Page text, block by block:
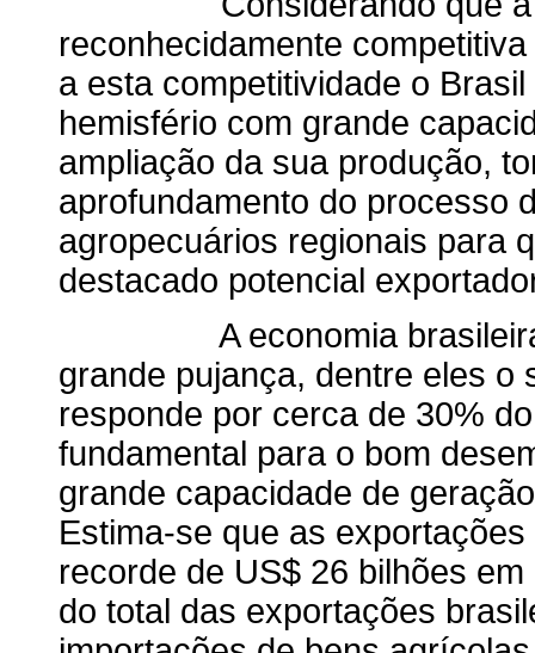
reconhecidamente
a esta competitividade o
hemisfério com grande
ampliação da sua produção,
aprofundamento do processo
agropecuários regionais para
destacado potencial
A economia brasileira
grande pujança, dentre eles o
responde por cerca de 30%
fundamental para o bom
grande capacidade de
Estima-se que as
recorde de US$ 26 bilhões
do total das exportações